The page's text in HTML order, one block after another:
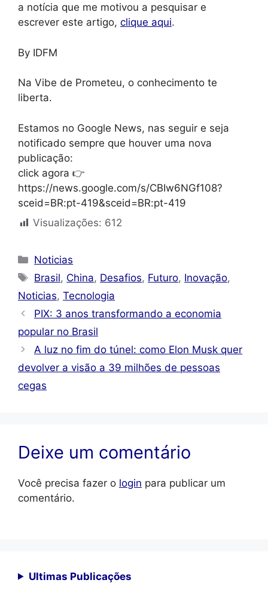
a notícia que me motivou a pesquisar e
escrever este artigo, clique aqui.
By IDFM
Na Vibe de Prometeu, o conhecimento te
liberta.
Estamos no Google News, nas seguir e seja
notificado sempre que houver uma nova
publicação:
click agora 👉
https://news.google.com/s/CBIw6NGf108?
sceid=BR:pt-419&sceid=BR:pt-419
Visualizações: 612
Categorias
Noticias
Tags
Brasil, China, Desafios, Futuro, Inovação,
Noticias, Tecnologia
PIX: 3 anos transformando a economia
popular no Brasil
A luz no fim do túnel: como Elon Musk quer
devolver a visão a 39 milhões de pessoas
cegas
Deixe um comentário
Você precisa fazer o login para publicar um
comentário.
Ultimas Publicações